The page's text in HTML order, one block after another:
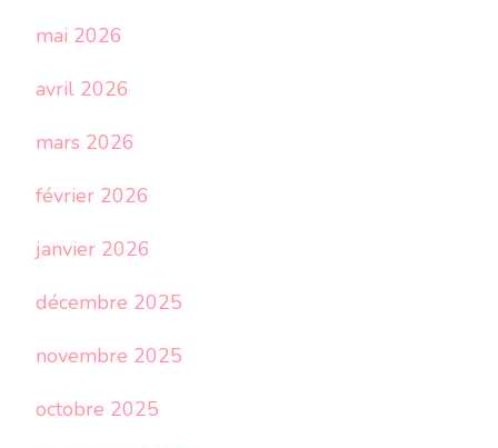
mai 2026
avril 2026
mars 2026
février 2026
janvier 2026
décembre 2025
novembre 2025
octobre 2025